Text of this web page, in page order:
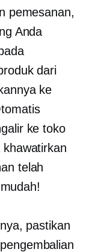
pemesanan,
Anda
dari
ke
ke toko
telah
pastikan